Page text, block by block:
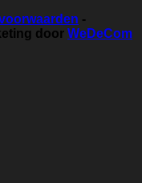
-
door WeDeCom